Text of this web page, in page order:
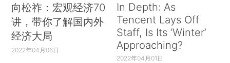
向松祚：宏观经济70
讲，带你了解国内外
经济大局
2022年04月06日
In Depth: As
Tencent Lays Off
Staff, Is Its ‘Winter’
Approaching?
2022年04月01日